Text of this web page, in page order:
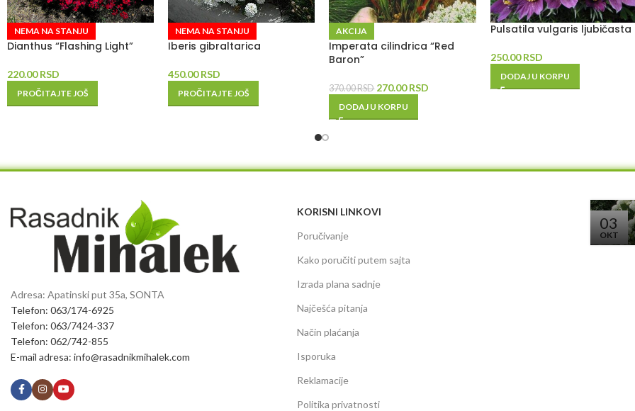
NEMA NA STANJU
Dianthus “Flashing Light”
220.00RSD
PROČITAJTE JOŠ
NEMA NA STANJU
Iberis gibraltarica
450.00RSD
PROČITAJTE JOŠ
AKCIJA
Imperata cilindrica “Red
Baron”
370.00RSD 270.00RSD
DODAJ U KORPU
Pulsatila vulgaris ljubičasta
250.00RSD
DODAJ U KORPU
Adresa: Apatinski put 35a, SONTA
Telefon: 063/174-6925
Telefon: 063/7424-337
Telefon: 062/742-855
E-mail adresa: info@rasadnikmihalek.com
KORISNI LINKOVI
Poručivanje
Kako poručiti putem sajta
Izrada plana sadnje
Najčešća pitanja
Način plaćanja
Isporuka
Reklamacije
Politika privatnosti
03
OKT